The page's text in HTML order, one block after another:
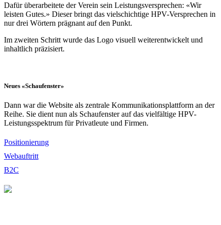
Dafür überarbeitete der Verein sein Leistungsversprechen: «Wir
leisten Gutes.» Dieser bringt das vielschichtige HPV-Versprechen in
nur drei Wörtern prägnant auf den Punkt.
Im zweiten Schritt wurde das Logo visuell weiterentwickelt und
inhaltlich präzisiert.
Neues «Schaufenster»
Dann war die Website als zentrale Kommunikationsplattform an der
Reihe. Sie dient nun als Schaufenster auf das vielfältige HPV-
Leistungsspektrum für Privatleute und Firmen.
Positionierung
Webauftritt
B2C